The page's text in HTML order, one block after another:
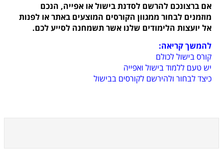
אם ברצונכם להרשם לסדנת בישול או אפייה, הנכם
מוזמנים לבחור ממגוון הקורסים המוצעים באתר או לפנות
אל יועצות הלימודים שלנו אשר תשמחנה לסייע לכם.
להמשך קריאה:
קורס בישול לכולם
יש טעם ללמוד בישול ואפייה
כיצד לבחור ולהירשם לקורסים בבישול